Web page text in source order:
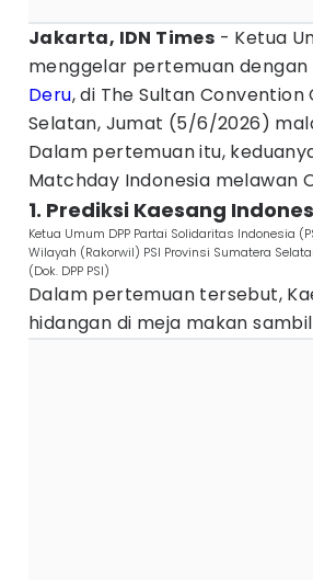
Jakarta, IDN Times - Ketua
menggelar pertemuan
Deru, di The Sultan
Selatan, Jumat (5/6/2026)
Dalam pertemuan itu,
Matchday Indonesia melawan
1. Prediksi Kaesang
Ketua Umum DPP Partai Solidaritas Indonesia
Wilayah (Rakorwil) PSI Provinsi Sumatera
(Dok. DPP PSI)
Dalam pertemuan tersebut,
hidangan di meja makan